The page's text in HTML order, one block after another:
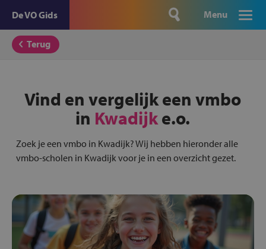
De VO Gids Menu
Terug
Vind en vergelijk een vmbo
in Kwadijke.o.
Zoek je een vmbo in Kwadijk? Wij hebben hieronder alle
vmbo-scholen in Kwadijk voor je in een overzicht gezet.